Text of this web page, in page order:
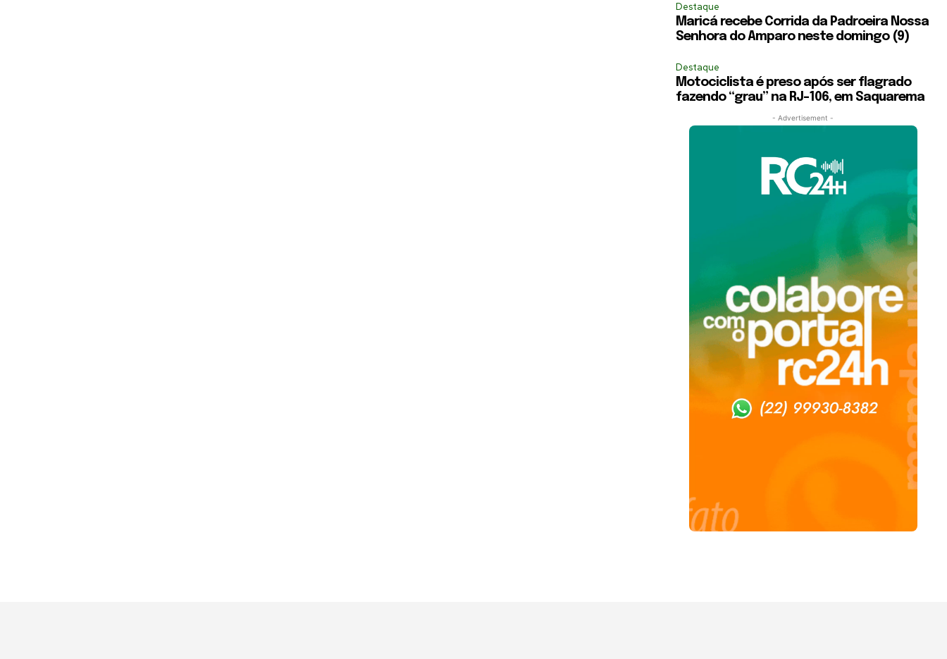
Destaque
Maricá recebe Corrida da Padroeira Nossa
Senhora do Amparo neste domingo (9)
Destaque
Motociclista é preso após ser flagrado
fazendo “grau” na RJ-106, em Saquarema
- Advertisement -